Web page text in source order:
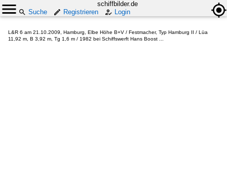
schiffbilder.de
Suche
Registrieren Login
L&R 6 am 21.10.2009, Hamburg, Elbe Höhe B+V / Festmacher, Typ Hamburg II / Lüa
11,92 m, B 3,92 m, Tg 1,6 m / 1982 bei Schiffswerft Hans Boost ...